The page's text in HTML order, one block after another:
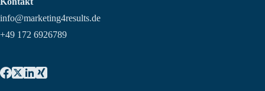
info@marketing4results.de
+49 172 6926789